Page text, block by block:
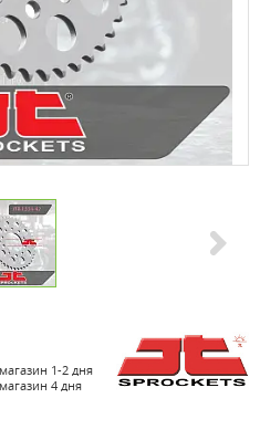
1-2 дня
4 дня